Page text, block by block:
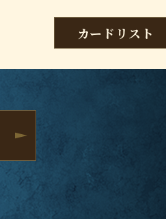
カードリスト